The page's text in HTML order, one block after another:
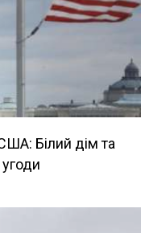
Білий дім та